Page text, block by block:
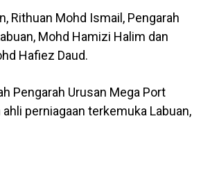
Rithuan Mohd Ismail, Pengarah
Mohd Hamizi Halim dan
Hafiez Daud.
Pengarah Urusan Mega Port
perniagaan terkemuka Labuan,